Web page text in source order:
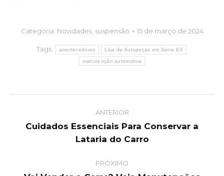
Categoria: Novidades, suspensão 15 de março de 2024
Tags: amortecedores Loja de Autopeças em Serra ES
manutenção automotiva
navigation
ANTERIOR
Previous
post:
Cuidados Essenciais Para Conservar a
Lataria do Carro
PRÓXIMO